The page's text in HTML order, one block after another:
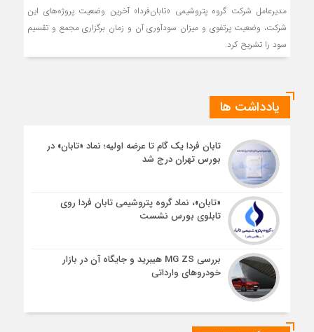
مدیرعامل شرکت گروه پتروشیمی «تابان‌فردا» آخرین وضعیت پروژه‌های این
شرکت، وضعیت پرتفوی و میزان سودآوری آن و زمان برگزاری مجمع و تقسیم
سود را تشریح کرد.
یادداشت ها
تابان فردا یک گام تا عرضه اولیه؛ نماد «تابان» در
بورس تهران درج شد
«تابان»، نماد گروه پتروشیمی تابان فردا روی
تابلوی بورس نشست
بررسی MG ZS هیبرید و جایگاه آن در بازار
خودروهای وارداتی